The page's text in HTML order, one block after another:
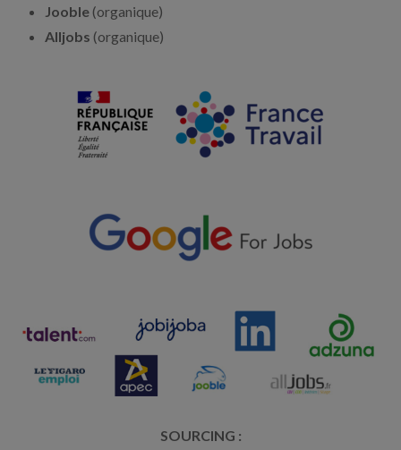
Jooble (organique)
Alljobs (organique)
SOURCING :